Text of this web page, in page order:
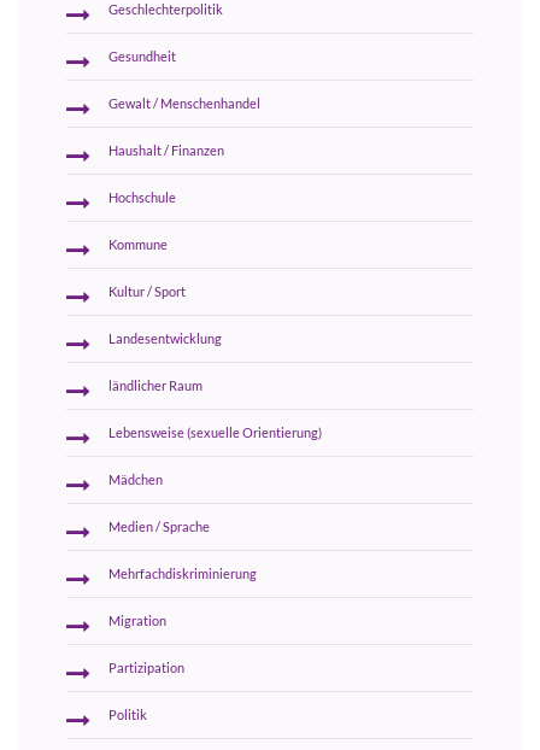
Geschlechterpolitik
Gesundheit
Gewalt / Menschenhandel
Haushalt / Finanzen
Hochschule
Kommune
Kultur / Sport
Landesentwicklung
ländlicher Raum
Lebensweise (sexuelle Orientierung)
Mädchen
Medien / Sprache
Mehrfachdiskriminierung
Migration
Partizipation
Politik